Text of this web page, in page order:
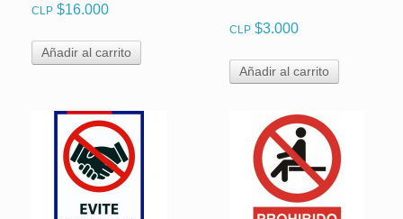
CLP $16.000
Añadir al carrito
CLP $3.000
Añadir al carrito